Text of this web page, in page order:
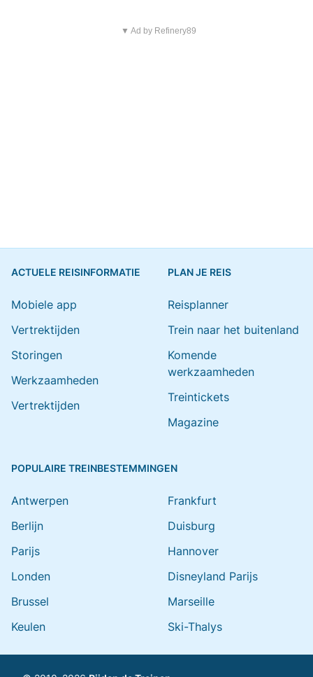
▼ Ad by Refinery89
ACTUELE REISINFORMATIE
Mobiele app
Vertrektijden
Storingen
Werkzaamheden
Vertrektijden
PLAN JE REIS
Reisplanner
Trein naar het buitenland
Komende
werkzaamheden
Treintickets
Magazine
POPULAIRE TREINBESTEMMINGEN
Antwerpen
Berlijn
Parijs
Londen
Brussel
Keulen
Frankfurt
Duisburg
Hannover
Disneyland Parijs
Marseille
Ski-Thalys